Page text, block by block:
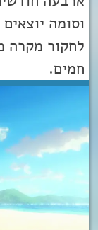
וסומה
לחקור מקרה
חמים.